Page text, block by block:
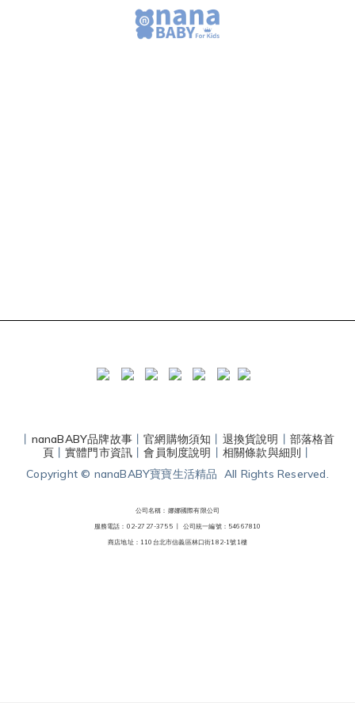
丨 nanaBABY品牌故事丨官網購物須知 丨 退換貨說明 丨 部落格首
頁丨 實體門市資訊 丨會員制度說明 丨 相關條款與細則 丨
Copyright © nanaBABY寶寶生活精品 All Rights Reserved.
公司名稱：娜娜國際有限公司
服務電話：02-2727-3755 丨 公司統一編號：54667810
商店地址：110台北市信義區林口街182-1號1樓